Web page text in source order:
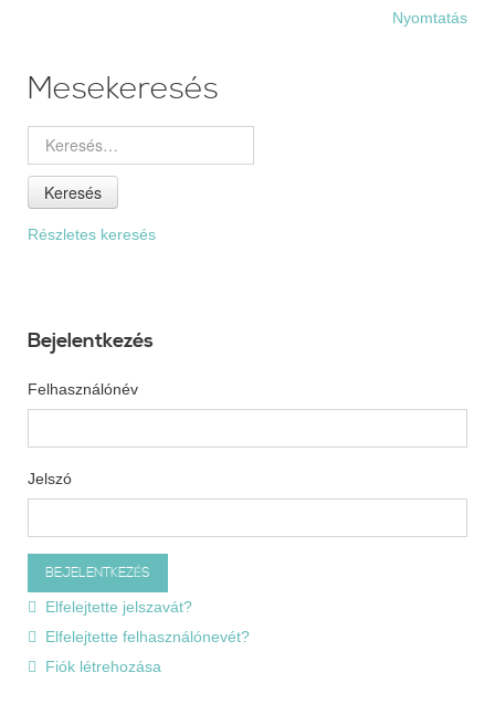
Nyomtatás
Mesekeresés
Keresés
Részletes keresés
Bejelentkezés
Felhasználónév
Jelszó
Elfelejtette jelszavát?
Elfelejtette felhasználónevét?
Fiók létrehozása